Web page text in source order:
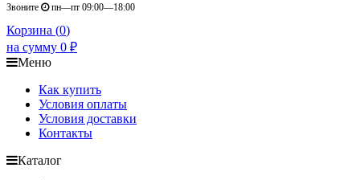
Звоните
пн—пт 09:00—18:00
Корзина (0)
на сумму 0 ₽
Меню
Как купить
Условия оплаты
Условия доставки
Контакты
Каталог